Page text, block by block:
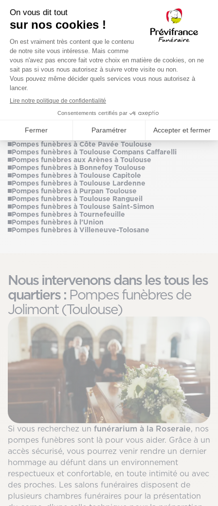
Pompes funèbres à Pechbonnieu
Pompes funèbres à Pibrac
Pompes funèbres à Pins-Justaret
Pompes funèbres à Plaisance-Du-Touch
Pompes funèbres Ponts Jumeaux Toulouse
Pompes funèbres à Portet-sur-Garonne
Pompes funèbres à Quint-Fonsegrives
Pompes funèbres à Ramonville Saint-Agne
Pompes funèbres à Roquettes
Pompes funèbres à Saint-Aubin Toulouse
Pompes funèbres à Saint-Cyprien à Toulouse
Pompes funèbres à Saint-Jean
Pompes funèbres à Saint-Orens-De-Gameville Centre
Pompes funèbres à Seysses
Pompes funèbres à Côte Pavée Toulouse
Pompes funèbres à Toulouse Compans Caffarelli
Pompes funèbres aux Arènes à Toulouse
Pompes funèbres à Bonnefoy Toulouse
Pompes funèbres à Toulouse Capitole
Pompes funèbres à Toulouse Lardenne
Pompes funèbres à Purpan Toulouse
Pompes funèbres à Toulouse Rangueil
Pompes funèbres à Toulouse Saint-Simon
Pompes funèbres à Tournefeuille
Pompes funèbres à l’Union
Pompes funèbres à Villeneuve-Tolosane
Nous intervenons dans les tous les
quartiers : Pompes funèbres de
Jolimont (Toulouse)
Si vous recherchez un funérarium à la Roseraie, nos
pompes funèbres sont là pour vous aider. Grâce à un
accès sécurisé, vous pourrez venir rendre un dernier
hommage au défunt dans un environnement
respectueux et confortable, en toute intimité ou avec
des proches. Les salons funéraires disposent de
plusieurs chambres funéraires pour la présentation